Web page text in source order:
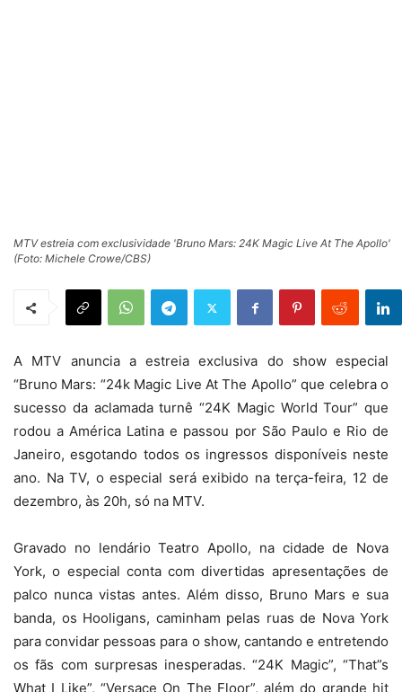
MTV estreia com exclusividade 'Bruno Mars: 24K Magic Live At The Apollo'
(Foto: Michele Crowe/CBS)
A MTV anuncia a estreia exclusiva do show especial
“Bruno Mars: “24k Magic Live At The Apollo” que celebra o
sucesso da aclamada turnê “24K Magic World Tour” que
rodou a América Latina e passou por São Paulo e Rio de
Janeiro, esgotando todos os ingressos disponíveis neste
ano. Na TV, o especial será exibido na terça-feira, 12 de
dezembro, às 20h, só na MTV.
Gravado no lendário Teatro Apollo, na cidade de Nova
York, o especial conta com divertidas apresentações de
palco nunca vistas antes. Além disso, Bruno Mars e sua
banda, os Hooligans, caminham pelas ruas de Nova York
para convidar pessoas para o show, cantando e entretendo
os fãs com surpresas inesperadas. “24K Magic”, “That”s
What I Like”, “Versace On The Floor”, além do grande hit